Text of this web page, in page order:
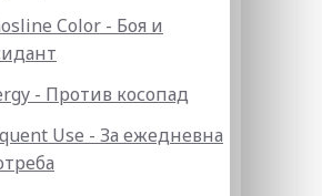
Color - Боя и
- Против косопад
Use - За ежедневна